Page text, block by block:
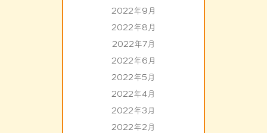
2022年9月
2022年8月
2022年7月
2022年6月
2022年5月
2022年4月
2022年3月
2022年2月